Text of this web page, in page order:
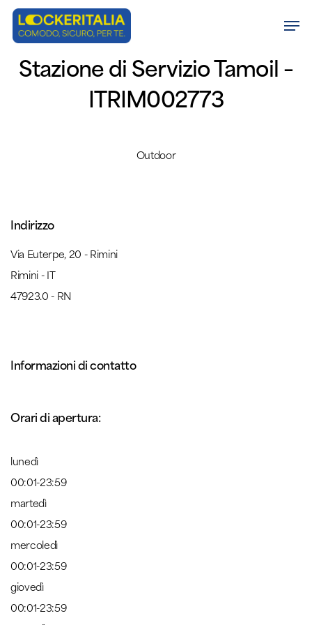
Skip
content
Stazione di Servizio Tamoil –
ITRIM002773
Outdoor
Indirizzo
Via Euterpe, 20 - Rimini
Rimini - IT
47923.0 - RN
Informazioni di contatto
Orari di apertura:
lunedì
00:01-23:59
martedì
00:01-23:59
mercoledì
00:01-23:59
giovedì
00:01-23:59
Menu